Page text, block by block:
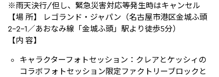
※雨天決行/但し、緊急災害対応等発生時はキャンセル
【場 所】 レゴランド・ジャパン（名古屋市港区金城ふ頭
2-2-1／あおなみ線「金城ふ頭」駅より徒歩5分）
【内 容】
キャラクターフォトセッション：クレアとケッシィの
コラボフォトセッション限定ファクトリーブロックと